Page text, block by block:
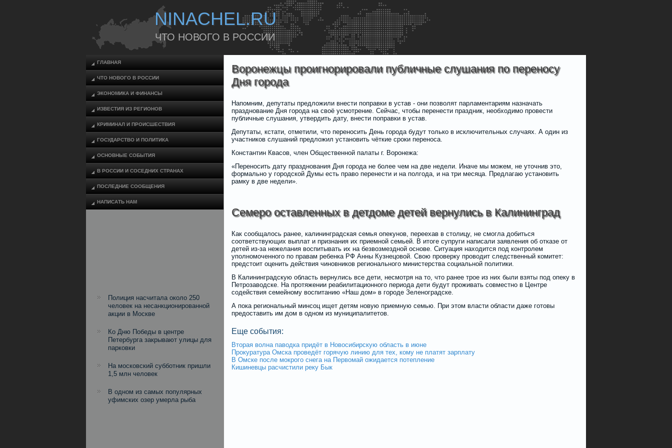
NINACHEL.RU
ЧТО НОВОГО В РОССИИ
ГЛАВНАЯ
ЧТО НОВОГО В РОССИИ
ЭКОНОМИКА И ФИНАНСЫ
ИЗВЕСТИЯ ИЗ РЕГИОНОВ
КРИМИНАЛ И ПРОИСШЕСТВИЯ
ГОСУДАРСТВО И ПОЛИТИКА
ОСНОВНЫЕ СОБЫТИЯ
В РОССИИ И СОСЕДНИХ СТРАНАХ
ПОСЛЕДНИЕ СООБЩЕНИЯ
НАПИСАТЬ НАМ
Полиция насчитала около 250
человек на несанкционированной
акции в Москве
Ко Дню Победы в центре
Петербурга закрывают улицы для
парковки
На московский субботник пришли
1,5 млн человек
В одном из самых популярных
уфимских озер умерла рыба
Воронежцы проигнорировали публичные слушания по переносу
Дня города
Напомним, депутаты предложили внести поправки в устав - они позволят парламентариям назначать
празднование Дня города на своё усмотрение. Сейчас, чтобы перенести праздник, необходимо провести
публичные слушания, утвердить дату, внести поправки в устав.
Депутаты, кстати, отметили, что переносить День города будут только в исключительных случаях. А один из
участников слушаний предложил установить чёткие сроки переноса.
Константин Квасов, член Общественной палаты г. Воронежа:
«Переносить дату празднования Дня города не более чем на две недели. Иначе мы можем, не уточнив это,
формально у городской Думы есть право перенести и на полгода, и на три месяца. Предлагаю установить
рамку в две недели».
Семеро оставленных в детдоме детей вернулись в Калининград
Как сообщалось ранее, калининградская семья опекунов, переехав в столицу, не смогла добиться
соответствующих выплат и признания их приемной семьей. В итоге супруги написали заявления об отказе от
детей из-за нежелания воспитывать их на безвозмездной основе. Ситуация находится под контролем
уполномоченного по правам ребенка РФ Анны Кузнецовой. Свою проверку проводит следственный комитет:
предстоит оценить действия чиновников регионального министерства социальной политики.
В Калининградскую область вернулись все дети, несмотря на то, что ранее трое из них были взяты под опеку в
Петрозаводске. На протяжении реабилитационного периода дети будут проживать совместно в Центре
содействия семейному воспитанию «Наш дом» в городе Зеленоградске.
А пока региональный минсоц ищет детям новую приемную семью. При этом власти области даже готовы
предоставить им дом в одном из муниципалитетов.
Еще события:
Вторая волна паводка придёт в Новосибирскую область в июне
Прокуратура Омска проведёт горячую линию для тех, кому не платят зарплату
В Омске после мокрого снега на Первомай ожидается потепление
Кишиневцы расчистили реку Бык